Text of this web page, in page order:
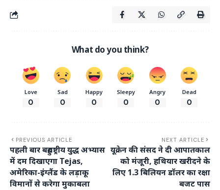
What do you think?
Love
0
Sad
0
Happy
0
Sleepy
0
Angry
0
Dead
0
PREVIOUS ARTICLE
पहली बार बहुराष्ट्रीय युद्ध अभ्यास
में दम दिखाएगा Tejas,
अमेरिका-इंग्लैंड के लड़ाकू
विमानों से करेगा मुकाबला
NEXT ARTICLE
यूक्रेन की संसद ने दी आपातकाल
को मंजूरी, हथियार खरीदने के
लिए 1.3 बिलियन डॉलर का रक्षा
बजट पास